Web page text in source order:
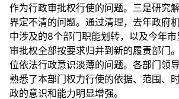
作为行政审批权行使的问题。三是研究
界定不清的问题。通过清理，去年政府
中涉及的8个部门职能划转，以及今年
审批权全部按要求归并到新的履责部门
位依法行政意识淡薄的问题。各部门领
熟悉了本部门权力行使的依据、范围、
政的意识和能力明显增强。